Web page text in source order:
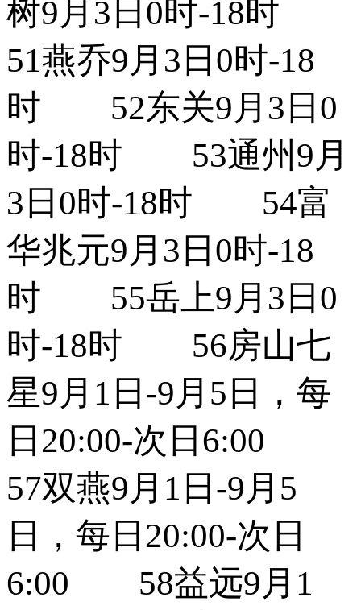
树9月3日0时-18时
51燕乔9月3日0时-18
时 52东关9月3日0
时-18时 53通州9月
3日0时-18时 54富
华兆元9月3日0时-18
时 55岳上9月3日0
时-18时 56房山七
星9月1日-9月5日，每
日20:00-次日6:00
57双燕9月1日-9月5
日，每日20:00-次日
6:00 58益远9月1